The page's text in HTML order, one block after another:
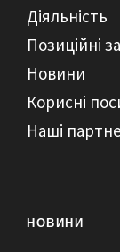
Діяльність
Позиційні
Новини
Корисні
Наші
НОВИНИ